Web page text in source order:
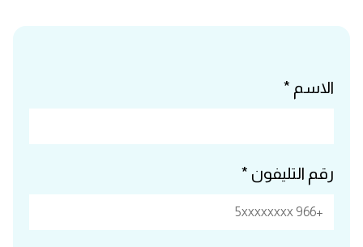
الاسم *
رقم التليفون *